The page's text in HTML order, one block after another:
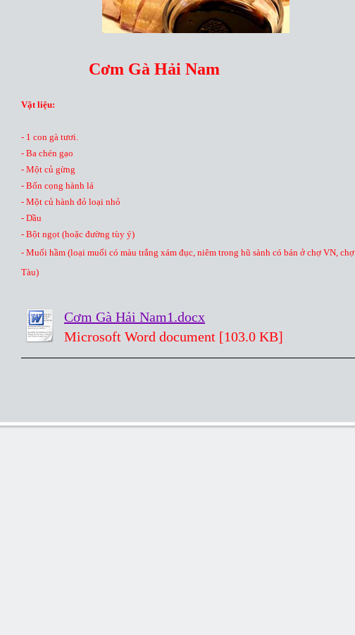
Cơm Gà Hải Nam
Vật liệu:
- 1 con gà tươi.
- Ba chén gạo
- Một củ gừng
- Bốn cọng hành lá
- Một củ hành đỏ loại nhỏ
- Dầu
- Bột ngọt (hoặc đường tùy ý)
- Muối hầm (loại muối có màu trắng xám đục, niêm trong hũ sành có bán ở chợ VN, chợ
Tàu)
Cơm Gà Hải Nam1.docx
Microsoft Word document [103.0 KB]